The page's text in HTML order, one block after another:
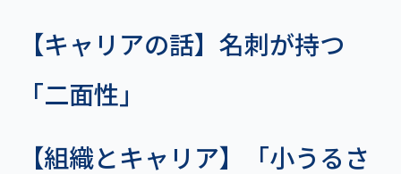
【キャリアの話】名刺が持つ
「二面性」
【組織とキャリア】「小うるさ